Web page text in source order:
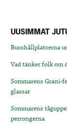
UUSIMMAT
Busshållplatserna
Vad tänker folk om
Sommarens Grani-
glassar
Sommarens
perrongerna